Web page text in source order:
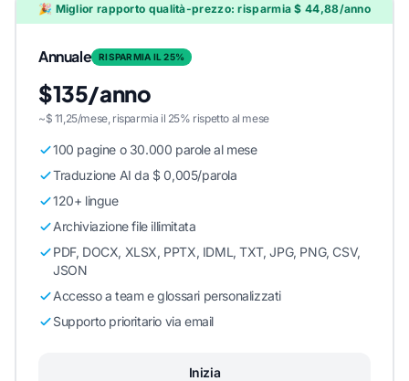
🎉 Miglior rapporto qualità-prezzo: risparmia $ 44,88/anno
Annuale RISPARMIA IL 25%
$135/anno
~$ 11,25/mese, risparmia il 25% rispetto al mese
100 pagine o 30.000 parole al mese
Traduzione AI da $ 0,005/parola
120+ lingue
Archiviazione file illimitata
PDF, DOCX, XLSX, PPTX, IDML, TXT, JPG, PNG, CSV,
JSON
Accesso a team e glossari personalizzati
Supporto prioritario via email
Inizia